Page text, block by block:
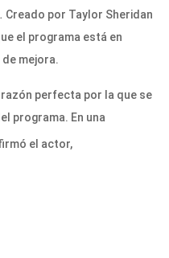
Creado por Taylor Sheridan
el programa está en
mejora.
perfecta por la que se
programa. En una
el actor,